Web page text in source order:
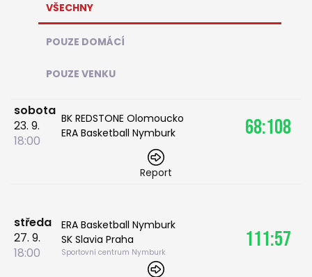
VŠECHNY
POUZE DOMÁCÍ
POUZE VENKU
sobota
23. 9.
18:00
BK REDSTONE Olomoucko
ERA Basketball Nymburk
68:108
Report
středa
27. 9.
18:00
ERA Basketball Nymburk
SK Slavia Praha
Sportovní centrum Nymburk
111:57